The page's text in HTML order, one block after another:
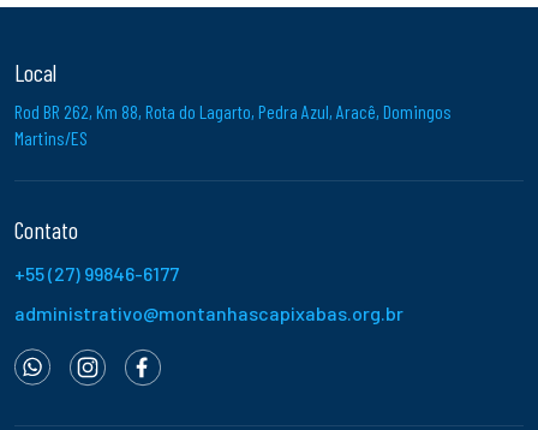
Local
Rod BR 262, Km 88, Rota do Lagarto, Pedra Azul, Aracê, Domingos
Martins/ES
Contato
+55 (27) 99846-6177
administrativo@montanhascapixabas.org.br